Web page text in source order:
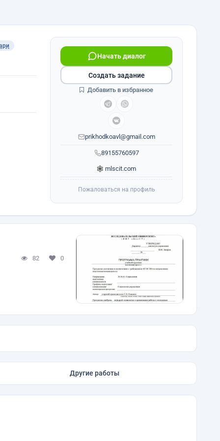
89155760597
Начать диалог
prikhodkoavl@gmail.com
mlscit.com
Создать задание
Добавить в избранное
Пожаловаться на профиль
82 0
Другие работы